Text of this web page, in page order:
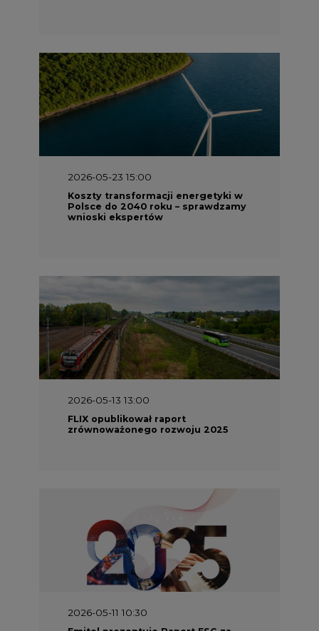
2026-05-23 15:00
Koszty transformacji energetyki w
Polsce do 2040 roku – sprawdzamy
wnioski ekspertów
2026-05-13 13:00
FLIX opublikował raport
zrównoważonego rozwoju 2025
2026-05-11 10:30